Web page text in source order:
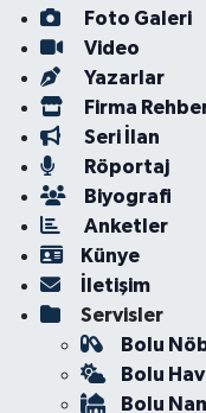
Foto Galeri
Video
Yazarlar
Firma
Seri İlan
Röportaj
Biyografi
Anketler
Künye
İletişim
Servisler
Bolu
Bolu
Bolu